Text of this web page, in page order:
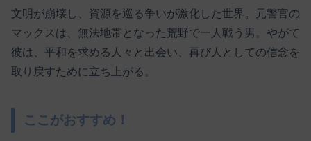
文明が崩壊し、資源を巡る争いが激化した世界。元警官の
マックスは、無法地帯となった荒野で一人戦う男。やがて
彼は、平和を求める人々と出会い、再び人としての信念を
取り戻すために立ち上がる。
ここがおすすめ！